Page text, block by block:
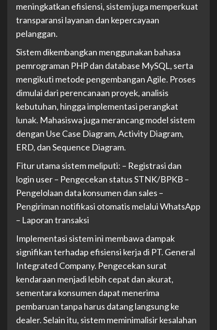
meningkatkan efisiensi, sistem juga memperkuat
transparansi layanan dan kepercayaan
pelanggan.
Sistem dikembangkan menggunakan bahasa
pemrograman PHP dan database MySQL, serta
mengikuti metode pengembangan Agile. Proses
dimulai dari perencanaan proyek, analisis
kebutuhan, hingga implementasi perangkat
lunak. Mahasiswa juga merancang model sistem
dengan Use Case Diagram, Activity Diagram,
ERD, dan Sequence Diagram.
Fitur utama sistem meliputi: – Registrasi dan
login user – Pengecekan status STNK/BPKB –
Pengelolaan data konsumen dan sales –
Pengiriman notifikasi otomatis melalui WhatsApp
– Laporan transaksi
Implementasi sistem ini membawa dampak
signifikan terhadap efisiensi kerja di PT. General
Integrated Company. Pengecekan surat
kendaraan menjadi lebih cepat dan akurat,
sementara konsumen dapat menerima
pembaruan tanpa harus datang langsung ke
dealer. Selain itu, sistem meminimalisir kesalahan